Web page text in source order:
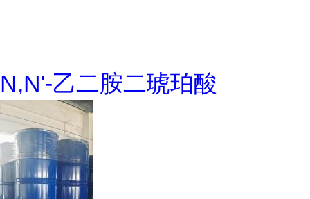
N,N'-乙二胺二琥珀酸